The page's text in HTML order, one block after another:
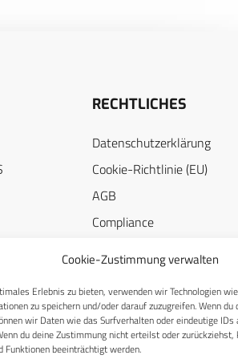
Cookie-Zustimmung verwalten
Erlebnis zu bieten, verwenden wir Technologien
zu speichern und/oder darauf zuzugreifen. Wenn du
wir Daten wie das Surfverhalten oder eindeutige
du deine Zustimmung nicht erteilst oder
Funktionen beeinträchtigt werden.
RECHTLICHES
Datenschutzerklärung
Cookie-Richtlinie (EU)
AGB
Compliance